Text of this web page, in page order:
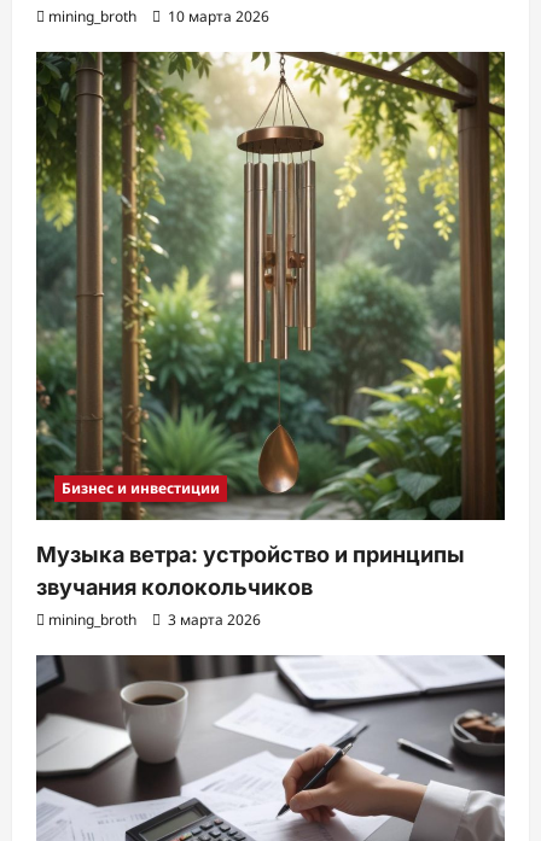
mining_broth 10 марта 2026
Бизнес и инвестиции
Музыка ветра: устройство и принципы
звучания колокольчиков
mining_broth 3 марта 2026